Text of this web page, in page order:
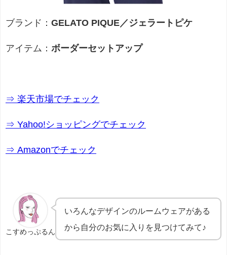
ブランド： GELATO PIQUE／ジェラートピケ
アイテム： ボーダーセットアップ
⇒ 楽天市場でチェック
⇒ Yahoo!ショッピングでチェック
⇒ Amazonでチェック
こすめっぷるん
いろんなデザインのルームウェアがある
から自分のお気に入りを見つけてみて♪